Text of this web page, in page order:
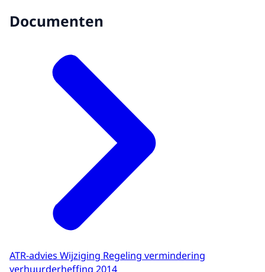
Documenten
ATR-advies Wijziging Regeling vermindering
verhuurderheffing 2014